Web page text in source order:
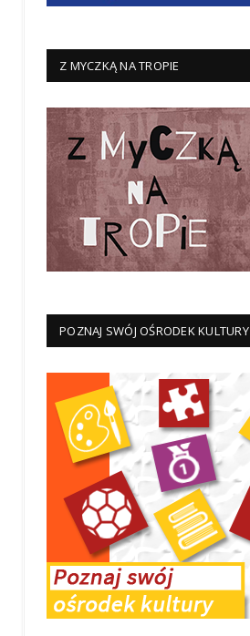
Z MYCZKĄ NA TROPIE
POZNAJ SWÓJ OŚRODEK KULTURY